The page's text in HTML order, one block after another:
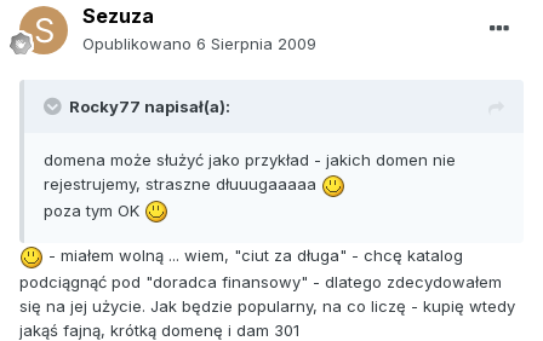
Sezuza
Opublikowano 6 Sierpnia 2009
Rocky77 napisał(a):
domena może służyć jako przykład - jakich domen nie
rejestrujemy, straszne dłuuugaaaaa
poza tym OK
- miałem wolną ... wiem, "ciut za długa" - chcę katalog
podciągnąć pod "doradca finansowy" - dlatego zdecydowałem
się na jej użycie. Jak będzie popularny, na co liczę - kupię wtedy
jakąś fajną, krótką domenę i dam 301